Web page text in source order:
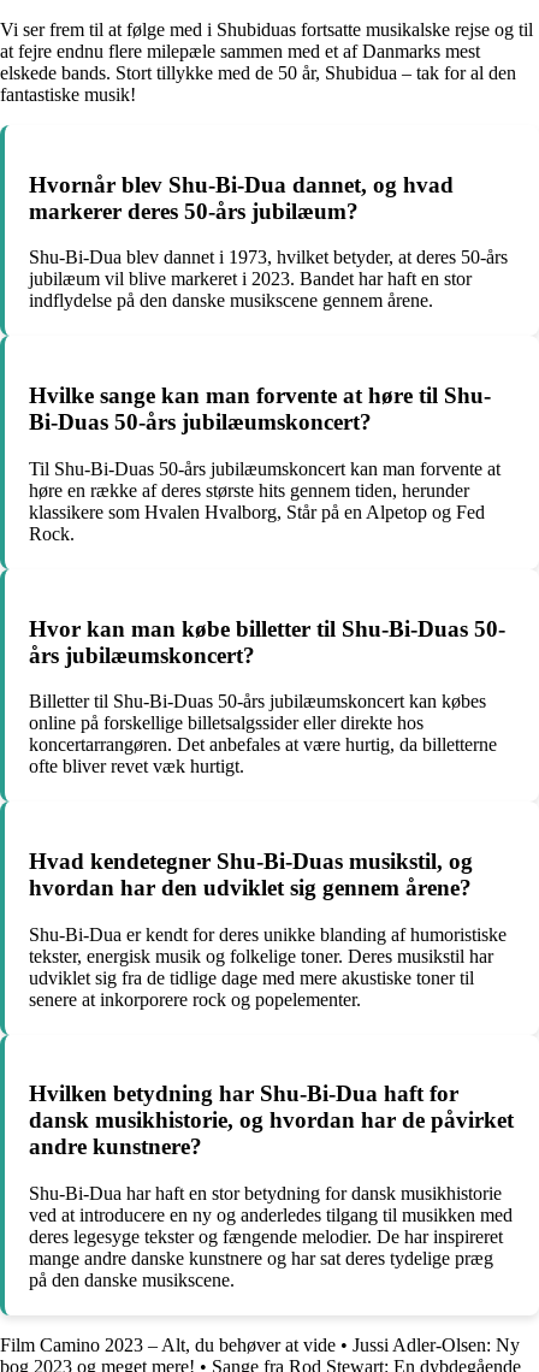
Vi ser frem til at følge med i Shubiduas fortsatte musikalske rejse og til
at fejre endnu flere milepæle sammen med et af Danmarks mest
elskede bands. Stort tillykke med de 50 år, Shubidua – tak for al den
fantastiske musik!
Hvornår blev Shu-Bi-Dua dannet, og hvad
markerer deres 50-års jubilæum?
Shu-Bi-Dua blev dannet i 1973, hvilket betyder, at deres 50-års
jubilæum vil blive markeret i 2023. Bandet har haft en stor
indflydelse på den danske musikscene gennem årene.
Hvilke sange kan man forvente at høre til Shu-
Bi-Duas 50-års jubilæumskoncert?
Til Shu-Bi-Duas 50-års jubilæumskoncert kan man forvente at
høre en række af deres største hits gennem tiden, herunder
klassikere som Hvalen Hvalborg, Står på en Alpetop og Fed
Rock.
Hvor kan man købe billetter til Shu-Bi-Duas 50-
års jubilæumskoncert?
Billetter til Shu-Bi-Duas 50-års jubilæumskoncert kan købes
online på forskellige billetsalgssider eller direkte hos
koncertarrangøren. Det anbefales at være hurtig, da billetterne
ofte bliver revet væk hurtigt.
Hvad kendetegner Shu-Bi-Duas musikstil, og
hvordan har den udviklet sig gennem årene?
Shu-Bi-Dua er kendt for deres unikke blanding af humoristiske
tekster, energisk musik og folkelige toner. Deres musikstil har
udviklet sig fra de tidlige dage med mere akustiske toner til
senere at inkorporere rock og popelementer.
Hvilken betydning har Shu-Bi-Dua haft for
dansk musikhistorie, og hvordan har de påvirket
andre kunstnere?
Shu-Bi-Dua har haft en stor betydning for dansk musikhistorie
ved at introducere en ny og anderledes tilgang til musikken med
deres legesyge tekster og fængende melodier. De har inspireret
mange andre danske kunstnere og har sat deres tydelige præg
på den danske musikscene.
Film Camino 2023 – Alt, du behøver at vide • Jussi Adler-Olsen: Ny
bog 2023 og meget mere! • Sange fra Rod Stewart: En dybdegående